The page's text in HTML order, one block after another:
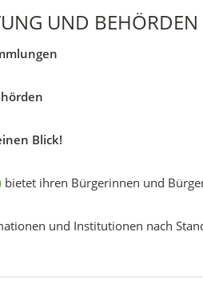
UND BEHÖRDEN
Blick!
bietet ihren Bürgerinnen und
und Institutionen nach